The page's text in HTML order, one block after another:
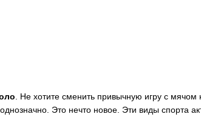
. Не хотите сменить привычную игру с мячом
Это нечто новое. Эти виды спорта